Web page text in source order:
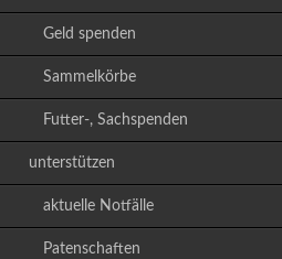
Geld spenden
Sammelkörbe
Futter-, Sachspenden
unterstützen
aktuelle Notfälle
Patenschaften